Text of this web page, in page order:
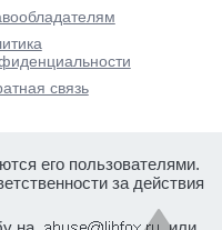
связь
его пользователями.
за действия